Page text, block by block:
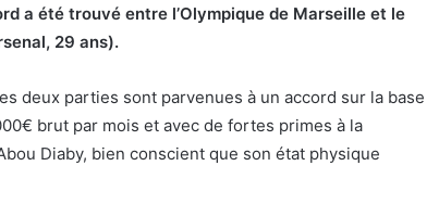
a été trouvé entre l’Olympique de Marseille et le
29 ans).
deux parties sont parvenues à un accord sur la base
brut par mois et avec de fortes primes à la
Diaby, bien conscient que son état physique